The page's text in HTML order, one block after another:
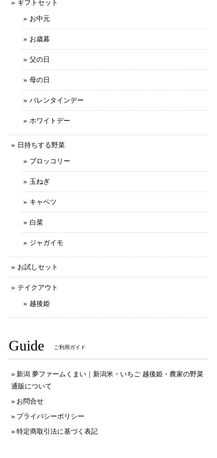
ギフトセット
お中元
お歳暮
父の日
母の日
バレンタインデー
ホワイトデー
日持ちする野菜
ブロッコリー
玉ねぎ
キャベツ
白菜
ジャガイモ
お試しセット
テイクアウト
越後姫
Guide ご利用ガイド
新潟 夢ファームくまい｜新潟米・いちご 越後姫・農家の野菜
通販について
お問合せ
プライバシーポリシー
特定商取引法に基づく表記